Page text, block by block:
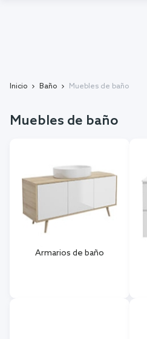
Inicio Baño Muebles de baño
Muebles de baño
Armarios de baño